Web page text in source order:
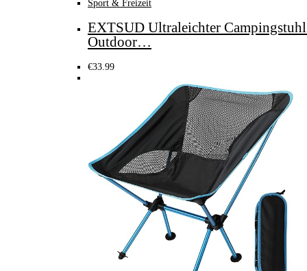
Sport & Freizeit
EXTSUD Ultraleichter
Outdoor…
€33.99